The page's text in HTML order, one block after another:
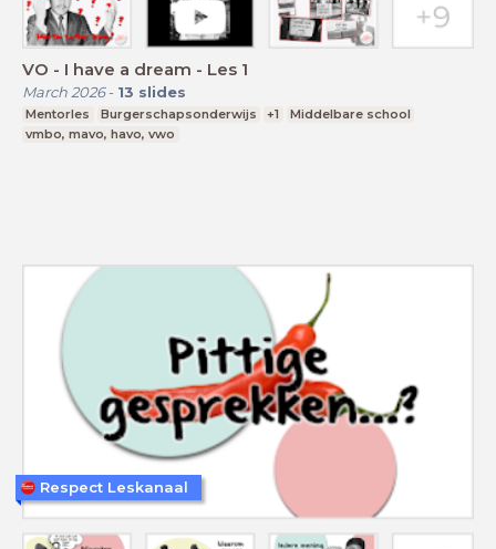
VO - I have a dream - Les 1
March 2026- 13 slides
Mentorles Burgerschapsonderwijs +1
Middelbare school
vmbo, mavo, havo, vwo
Respect Leskanaal